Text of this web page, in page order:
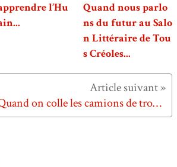
l’Hu
Quand nous parlo
ns du futur au Salo
n Littéraire de Tou
s Créoles...
Quand on colle les camions de trop près...